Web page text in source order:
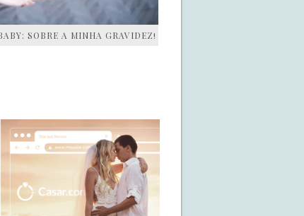
SOBRE A MINHA GRAVIDEZ!